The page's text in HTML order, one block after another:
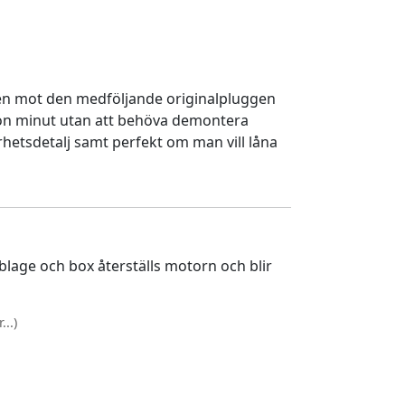
mot den medföljande originalpluggen
minut utan att behöva demontera
samt perfekt om man vill låna
och box återställs motorn och blir